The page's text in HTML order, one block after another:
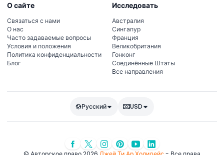
О сайте
Связаться с нами
О нас
Часто задаваемые вопросы
Условия и положения
Политика конфиденциальности
Блог
Исследовать
Австралия
Сингапур
Франция
Великобритания
Гонконг
Соединённые Штаты
Все направления
Русский USD